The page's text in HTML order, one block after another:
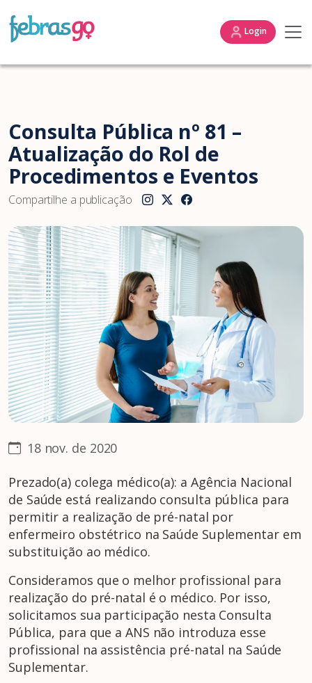
Login
Consulta Pública nº 81 –
Atualização do Rol de
Procedimentos e Eventos
Compartilhe a publicação
18 nov. de 2020
Prezado(a) colega médico(a): a Agência Nacional
de Saúde está realizando consulta pública para
permitir a realização de pré-natal por
enfermeiro obstétrico na Saúde Suplementar em
substituição ao médico.
Consideramos que o melhor profissional para
realização do pré-natal é o médico. Por isso,
solicitamos sua participação nesta Consulta
Pública, para que a ANS não introduza esse
profissional na assistência pré-natal na Saúde
Suplementar.